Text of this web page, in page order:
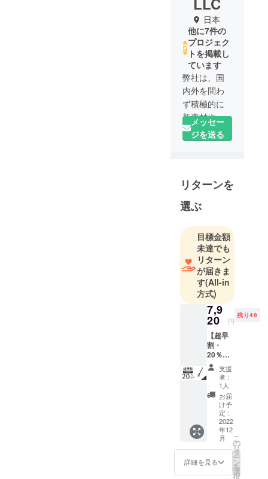
日本
他に7件の
プロジェク
トを掲載し
ています
弊社は、国
内外を問わ
ず積極的に
新素材や新
技術を取り
入れ、お客
できるよう
す。
値」のある
良品を取り
扱い、最高
品質と最善
のサービス
を提供する
ことに全力
を注いでい
ます。お客
様の日々の
暮らしをよ
り豊かにす
るお手伝い
ができれば
幸いです。
今後ともご
支援を賜り
ますよう、
よろしくお
メッセー
ジを送る
リターンを
選ぶ
目標金額
未達でも
リターン
が届きま
す(All-in
方式)
7,9
20 円
残り49
【超早
割・
20％OF
F】
NexToo
l多機能
シャベ
ル（M
サイ
ズ） × 1
一般販
売予定
価格
9,900円
→
支援
者：
1人
お届
け予
定：
2022
年12
月
詳細を見る
こ
の
リ
タ
ー
ン
を
選
択